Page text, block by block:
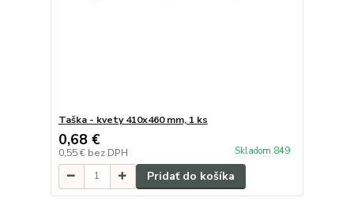
Taška - kvety 410x460 mm, 1 ks
0,68 €
0,55 € bez DPH Skladom 849
Pridať do košíka